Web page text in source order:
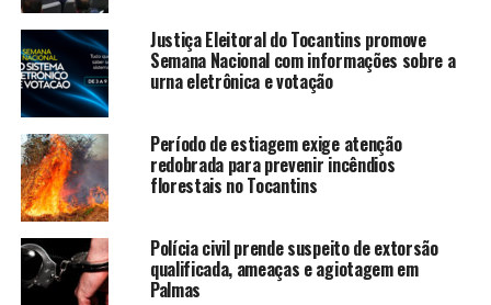
Justiça Eleitoral do Tocantins promove
Semana Nacional com informações sobre a
urna eletrônica e votação
Período de estiagem exige atenção
redobrada para prevenir incêndios
florestais no Tocantins
Polícia civil prende suspeito de extorsão
qualificada, ameaças e agiotagem em
Palmas